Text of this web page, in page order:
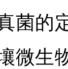
菌的
微生